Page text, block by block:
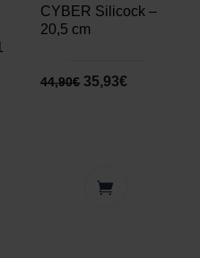
CYBER Silicock –
20,5 cm
44,90€ 35,93€